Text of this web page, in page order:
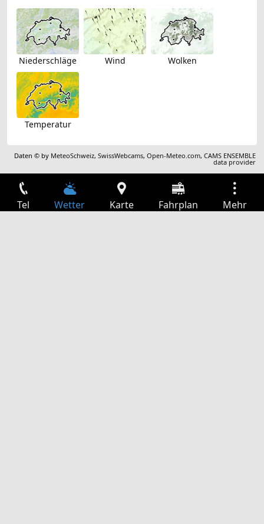
Niederschläge Wind Wolken
Temperatur
Daten © by MeteoSchweiz,SwissWebcams,Open-Meteo.com,CAMS ENSEMBLE
data provider
Tel Wetter Karte Fahrplan Mehr